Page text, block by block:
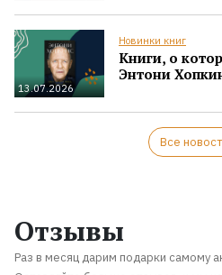
13.07.2026
Новинки книг
Книги, о
Энтони
Все
Отзывы
Раз в месяц дарим подарки самому